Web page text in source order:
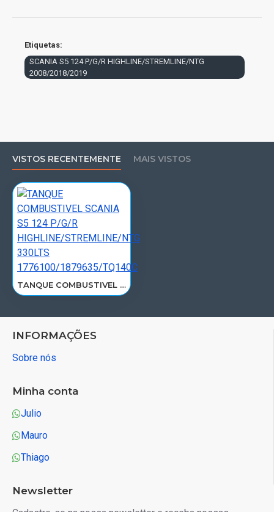
Etiquetas:
SCANIA S5 124 P/G/R HIGHLINE/STREMLINE/NTG
2008/2018/2019
VISTOS RECENTEMENTE MAIS VISTOS
TANQUE COMBUSTIVEL SCANIA S5 124 P/G/R HIGHLINE/STREMLINE/NTG 330LTS 1776100/1879635/TQ140C
INFORMAÇÕES
Sobre nós
Minha conta
Julio
Mauro
Thiago
Newsletter